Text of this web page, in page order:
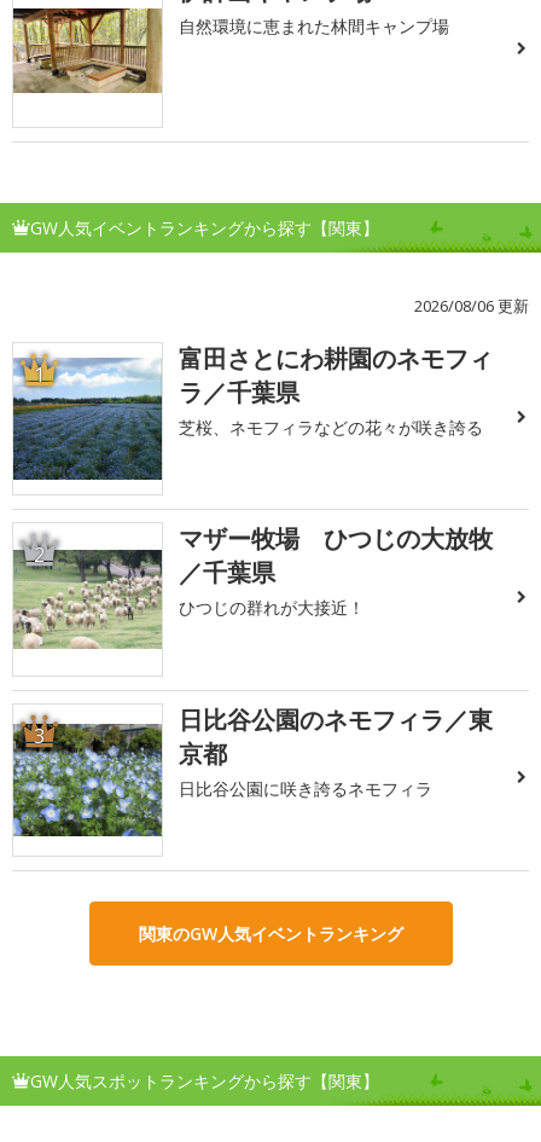
自然環境に恵まれた林間キャンプ場
GW人気イベントランキングから探す【関東】
2026/08/06 更新
1
富田さとにわ耕園のネモフィ
ラ／千葉県
芝桜、ネモフィラなどの花々が咲き誇る
2
マザー牧場 ひつじの大放牧
／千葉県
ひつじの群れが大接近！
3
日比谷公園のネモフィラ／東
京都
日比谷公園に咲き誇るネモフィラ
関東のGW人気イベントランキング
GW人気スポットランキングから探す【関東】